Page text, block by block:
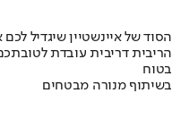
הסוד של איינשטיין שיגדיל
הריבית דריבית עובדת
בטוח
בשיתוף מנורה מבטחים